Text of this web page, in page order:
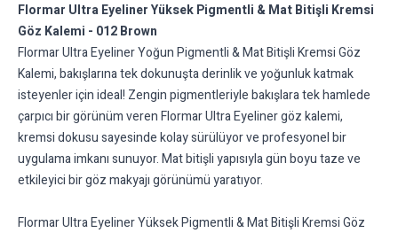
Flormar Ultra Eyeliner Yüksek Pigmentli & Mat Bitişli Kremsi
Göz Kalemi - 012 Brown
Flormar Ultra Eyeliner Yoğun Pigmentli & Mat Bitişli Kremsi Göz
Kalemi, bakışlarına tek dokunuşta derinlik ve yoğunluk katmak
isteyenler için ideal! Zengin pigmentleriyle bakışlara tek hamlede
çarpıcı bir görünüm veren Flormar Ultra Eyeliner göz kalemi,
kremsi dokusu sayesinde kolay sürülüyor ve profesyonel bir
uygulama imkanı sunuyor. Mat bitişli yapısıyla gün boyu taze ve
etkileyici bir göz makyajı görünümü yaratıyor.
Flormar Ultra Eyeliner Yüksek Pigmentli & Mat Bitişli Kremsi Göz